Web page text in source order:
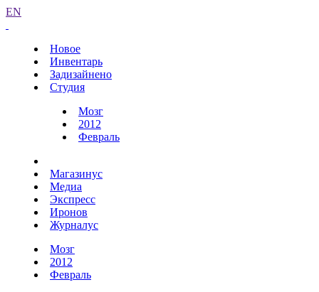
EN
Новое
Инвентарь
Задизайнено
Студия
Мозг
2012
Февраль
Магазинус
Медиа
Экспресс
Иронов
Журналус
Мозг
2012
Февраль